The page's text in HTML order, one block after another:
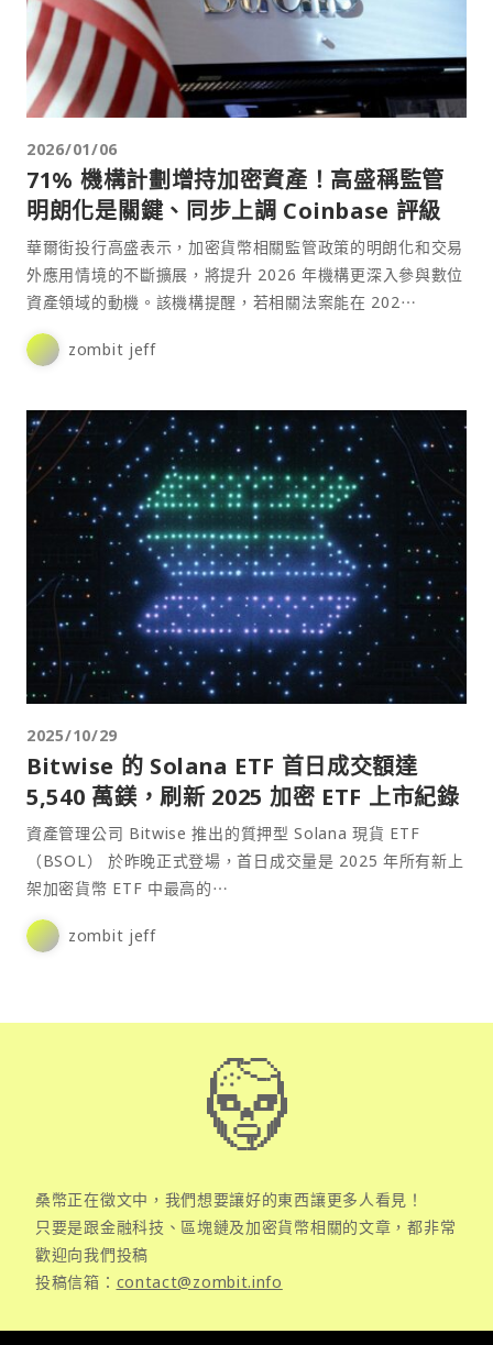
2026/01/06
71% 機構計劃增持加密資產！高盛稱監管
明朗化是關鍵、同步上調 Coinbase 評級
華爾街投行高盛表示，加密貨幣相關監管政策的明朗化和交易
外應用情境的不斷擴展，將提升 2026 年機構更深入參與數位
資產領域的動機。該機構提醒，若相關法案能在 202⋯
zombit jeff
2025/10/29
Bitwise 的 Solana ETF 首日成交額達
5,540 萬鎂，刷新 2025 加密 ETF 上市紀錄
資產管理公司 Bitwise 推出的質押型 Solana 現貨 ETF
（BSOL） 於昨晚正式登場，首日成交量是 2025 年所有新上
架加密貨幣 ETF 中最高的⋯
zombit jeff
桑幣正在徵文中，我們想要讓好的東西讓更多人看見！
只要是跟金融科技、區塊鏈及加密貨幣相關的文章，都非常
歡迎向我們投稿
投稿信箱： contact@zombit.info